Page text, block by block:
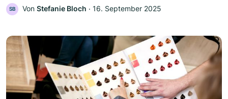
SB Von Stefanie Bloch ‧ 16. September 2025